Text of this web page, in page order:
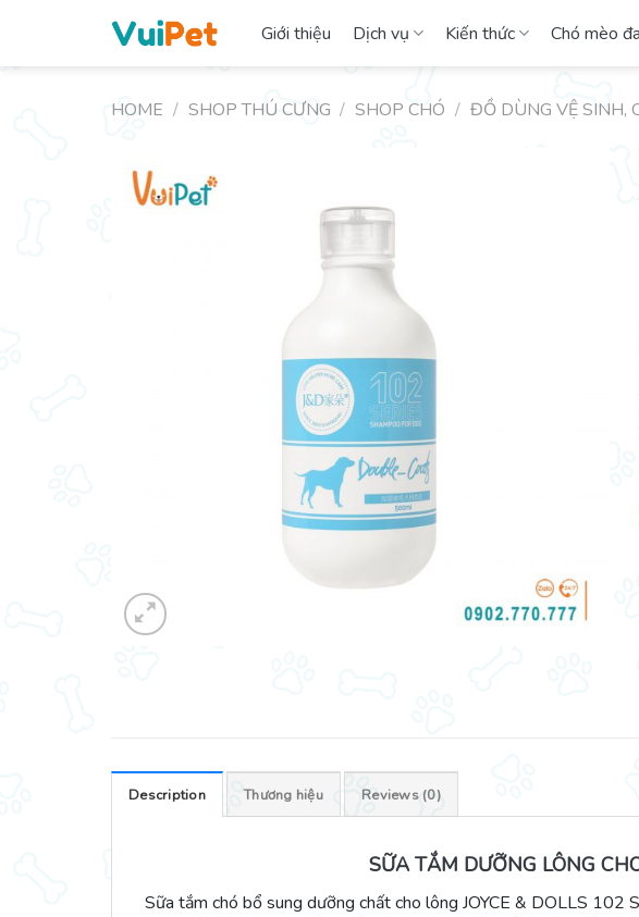
content
Giới thiệu Dịch vụ Kiến thức Chó mèo
HOME / SHOP THÚ CƯNG / SHOP CHÓ / ĐỒ DÙNG VỆ SINH,
Description Thương hiệu Reviews (0)
SỮA TẮM DƯỠNG LÔNG
Sữa tắm chó bổ sung dưỡng chất cho lông JOYCE & DOLLS